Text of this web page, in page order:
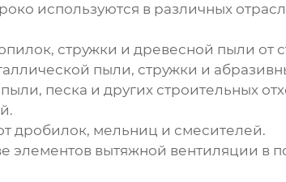
используются в различных
стружки и древесной пыли от
пыли, стружки и
песка и других строительных
дробилок, мельниц и смесителей.
элементов вытяжной вентиляции